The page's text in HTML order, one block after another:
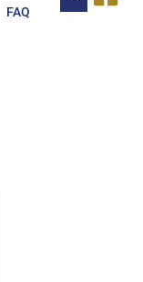
FAQ